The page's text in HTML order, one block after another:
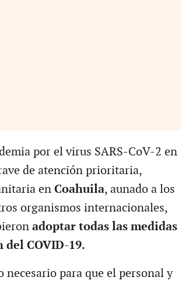
por el virus SARS-CoV-2 en
de atención prioritaria,
en Coahuila, aunado a los
organismos internacionales,
adoptar todas las medidas
COVID-19.
para que el personal y